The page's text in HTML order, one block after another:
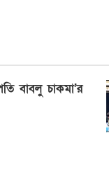
বাবলু চাকমা’র